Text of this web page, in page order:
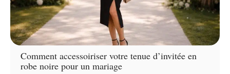
Comment accessoiriser votre tenue d’invitée en
robe noire pour un mariage